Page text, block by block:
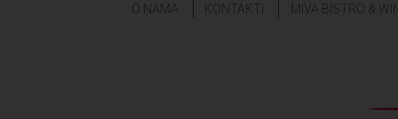
O NAMA KONTAKTI MIVA BISTRO &